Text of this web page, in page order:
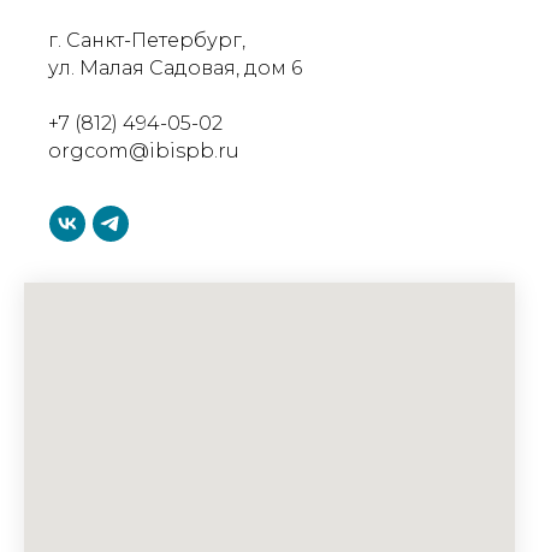
г. Санкт-Петербург,
ул. Малая Садовая, дом 6
+7 (812) 494-05-02
orgcom@ibispb.ru